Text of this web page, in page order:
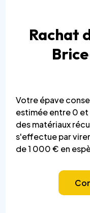
Rachat
Votre épave
estimée entre 0
des matériaux
s'effectue par
de 1 000 € en